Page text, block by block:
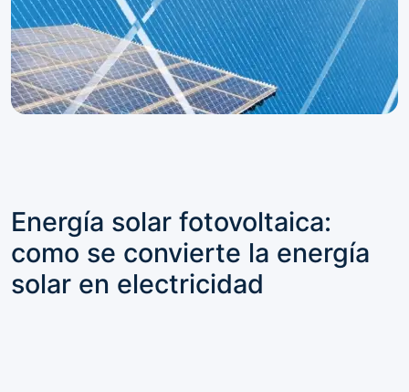
Energía solar fotovoltaica:
como se convierte la energía
solar en electricidad